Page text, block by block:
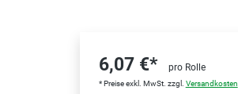
6,07 €* pro Rolle
* Preise exkl. MwSt. zzgl. Versandkosten